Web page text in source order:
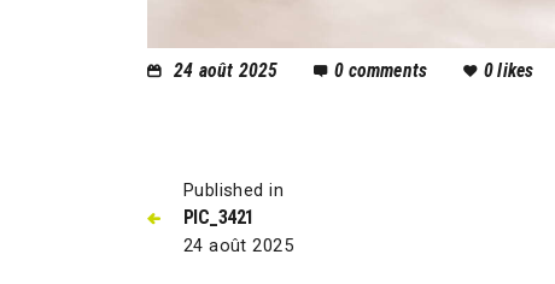
24 août 2025 0 comments 0likes
Published in
PIC_3421
24 août 2025